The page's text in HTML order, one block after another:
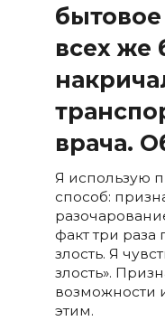
всех же
врача.
Я использую
способ:
факт три раза
злость. Я
злость».
возможности
этим.